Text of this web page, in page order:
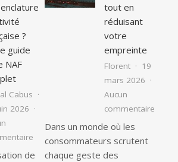
?
guide
NAF
Cabus
2026
sur Qu’est-ce que le code de
de
tout en
réduisant
votre
empreinte
Florent
19
mars 2026
Aucun
commentaire
Dans un monde où les
consommateurs scrutent
chaque geste des